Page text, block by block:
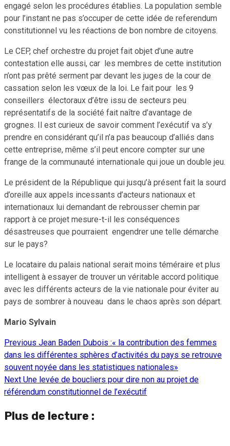
engagé selon les procédures établies. La population semble
pour l’instant ne pas s’occuper de cette idée de referendum
constitutionnel vu les réactions de bon nombre de citoyens.
Le CEP, chef orchestre du projet fait objet d’une autre
contestation elle aussi, car les membres de cette institution
n’ont pas prêté serment par devant les juges de la cour de
cassation selon les vœux de la loi. Le fait pour les 9
conseillers électoraux d’être issu de secteurs peu
représentatifs de la société fait naître d’avantage de
grognes. Il est curieux de savoir comment l’exécutif va s’y
prendre en considérant qu’il n’a pas beaucoup d’alliés dans
cette entreprise, même s’il peut encore compter sur une
frange de la communauté internationale qui joue un double jeu.
Le président de la République qui jusqu’à présent fait la sourd
d’oreille aux appels incessants d’acteurs nationaux et
internationaux lui demandant de rebrousser chemin par
rapport à ce projet mesure-t-il les conséquences
désastreuses que pourraient engendrer une telle démarche
sur le pays?
Le locataire du palais national serait moins téméraire et plus
intelligent à essayer de trouver un véritable accord politique
avec les différents acteurs de la vie nationale pour éviter au
pays de sombrer à nouveau dans le chaos après son départ.
Mario Sylvain
Continue
Reading
Previous Jean Baden Dubois :« la contribution des femmes
dans les différentes sphères d’activités du pays se retrouve
souvent noyée dans les statistiques nationales»
Next Une levée de boucliers pour dire non au projet de
référendum constitutionnel de l’exécutif
Plus de lecture :